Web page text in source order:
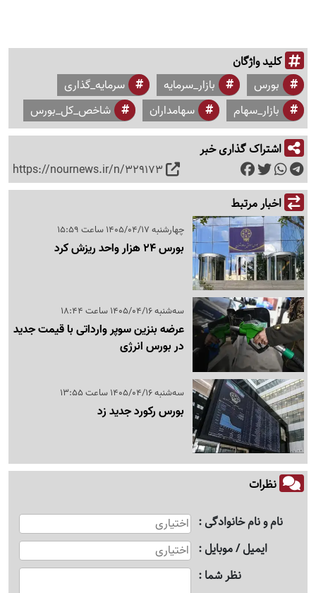
کلید واژگان
بورس بازار_سرمایه
سرمایه_گذاری
بازار_سهام
سهامداران شاخص_کل_بورس
اشتراک گذاری خبر
https://nournews.ir/n/329173
اخبار مرتبط
چهارشنبه 1405/04/17 ساعت 15:59
بورس 24 هزار واحد ریزش کرد
سه‌شنبه 1405/04/16 ساعت 18:44
عرضه بنزین سوپر وارداتی با قیمت جدید
در بورس انرژی
سه‌شنبه 1405/04/16 ساعت 13:55
بورس رکورد جدید زد
نظرات
نام و نام خانوادگی
ایمیل / موبایل
نظر شما